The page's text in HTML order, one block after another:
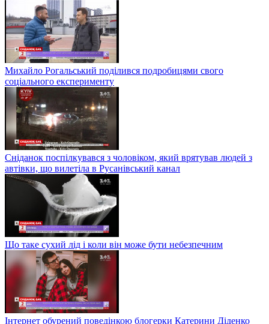
Михайло Рогальський поділився подробицями свого
соціального експерименту
Сніданок поспілкувався з чоловіком, який врятував людей з
автівки, що вилетіла в Русанівський канал
Що таке сухий лід і коли він може бути небезпечним
Інтернет обурений поведінкою блогерки Катерини Діденко